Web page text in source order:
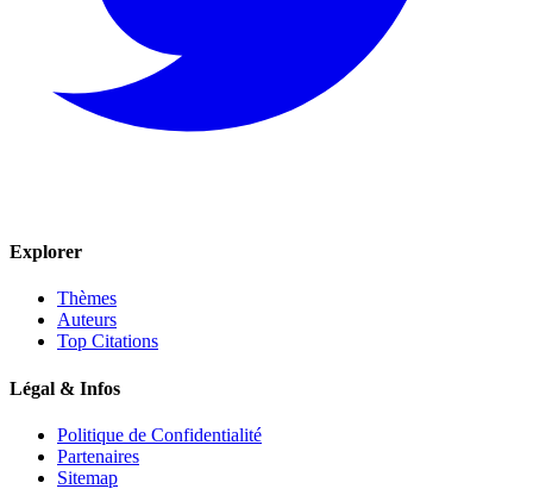
Explorer
Thèmes
Auteurs
Top Citations
Légal & Infos
Politique de Confidentialité
Partenaires
Sitemap